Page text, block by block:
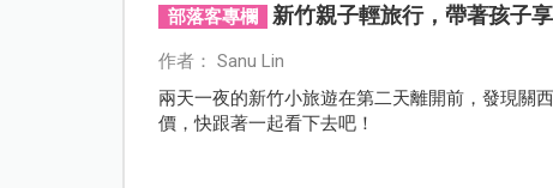
部落客專欄 新竹親子輕旅行，帶著孩子
作者： Sanu Lin
兩天一夜的新竹小旅遊在第二天離開前，發現關
價，快跟著一起看下去吧！